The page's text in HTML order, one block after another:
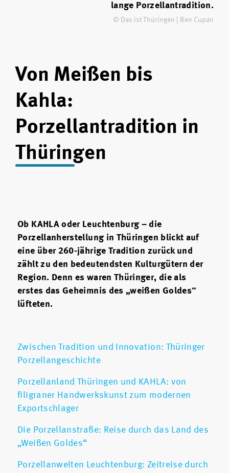
lange Porzellantradition.
© Das ist Thüringen | Ben Cupan
Von Meißen bis
Kahla:
Porzellantradition in
Thüringen
Ob KAHLA oder Leuchtenburg – die
Porzellanherstellung in Thüringen blickt auf
eine über 260-jährige Tradition zurück und
zählt zu den bedeutendsten Kulturgütern der
Region. Denn es waren Thüringer, die als
erstes das Geheimnis des „weißen Goldes“
lüfteten.
Zwischen Tradition und Innovation: Thüringer
Porzellangeschichte
Porzellanland Thüringen und KAHLA: von
filigraner Handwerkskunst zum modernen
Exportschlager
Die Porzellanstraße: Reise durch das Land des
„Weißen Goldes“
Porzellanwelten Leuchtenburg: Zeitreise durch